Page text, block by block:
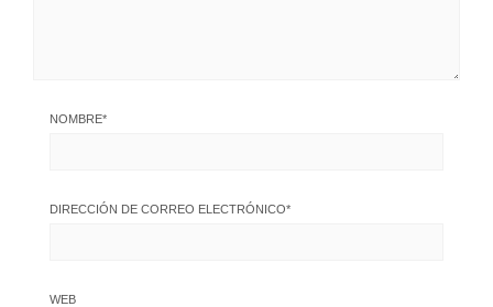
NOMBRE*
DIRECCIÓN DE CORREO ELECTRÓNICO*
WEB